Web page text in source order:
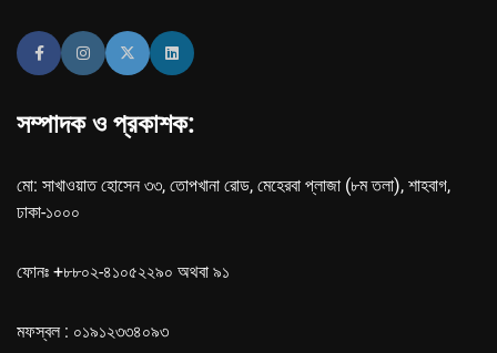
সম্পাদক ও প্রকাশক:
মো: সাখাওয়াত হোসেন ৩৩, তোপখানা রোড, মেহেরবা প্লাজা (৮ম তলা), শাহবাগ,
ঢাকা-১০০০
ফোনঃ +৮৮০২-৪১০৫২২৯০ অথবা ৯১
মফস্বল : ০১৯১২৩৩৪০৯৩